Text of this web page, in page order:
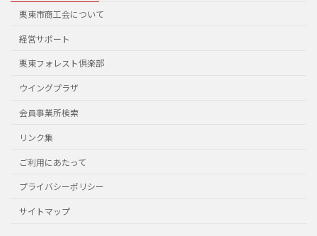
栗東市商工会について
経営サポート
栗東フォレスト倶楽部
ウイングプラザ
会員事業所検索
リンク集
ご利用にあたって
プライバシーポリシー
サイトマップ